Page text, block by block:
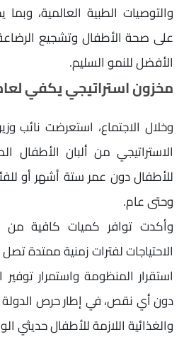
والتوصيات الطبية العالمية،
على صحة الأطفال وتشجيع الرضاعة
الأفضل للنمو السليم.
مخزون استراتيجي يكفي
وخلال الاجتماع، استعرضت نائب
الاستراتيجي من ألبان الأطفال
للأطفال دون عمر ستة أشهر أو
وحتى عام.
وأكدت توافر كميات كافية من
الاحتياجات لفترات زمنية ممتدة
استقرار المنظومة واستمرار توفير
دون أي نقص، في إطار حرص الدولة
والغذائية اللازمة للأطفال حديثي